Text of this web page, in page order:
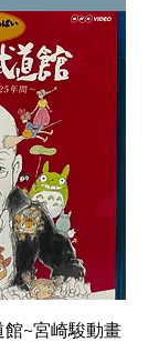
館~宮崎駿動畫